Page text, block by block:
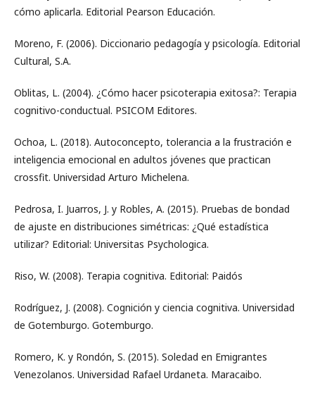
cómo aplicarla. Editorial Pearson Educación.
Moreno, F. (2006). Diccionario pedagogía y psicología. Editorial
Cultural, S.A.
Oblitas, L. (2004). ¿Cómo hacer psicoterapia exitosa?: Terapia
cognitivo-conductual. PSICOM Editores.
Ochoa, L. (2018). Autoconcepto, tolerancia a la frustración e
inteligencia emocional en adultos jóvenes que practican
crossfit. Universidad Arturo Michelena.
Pedrosa, I. Juarros, J. y Robles, A. (2015). Pruebas de bondad
de ajuste en distribuciones simétricas: ¿Qué estadística
utilizar? Editorial: Universitas Psychologica.
Riso, W. (2008). Terapia cognitiva. Editorial: Paidós
Rodríguez, J. (2008). Cognición y ciencia cognitiva. Universidad
de Gotemburgo. Gotemburgo.
Romero, K. y Rondón, S. (2015). Soledad en Emigrantes
Venezolanos. Universidad Rafael Urdaneta. Maracaibo.